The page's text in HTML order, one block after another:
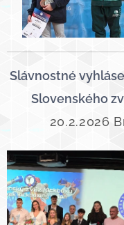
Slávnostné
Slovenského
20.2.2026